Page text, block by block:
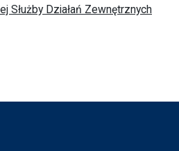
Służby Działań Zewnętrznych